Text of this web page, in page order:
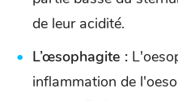
de leur acidité.
L’œsophagite :
inflammation de